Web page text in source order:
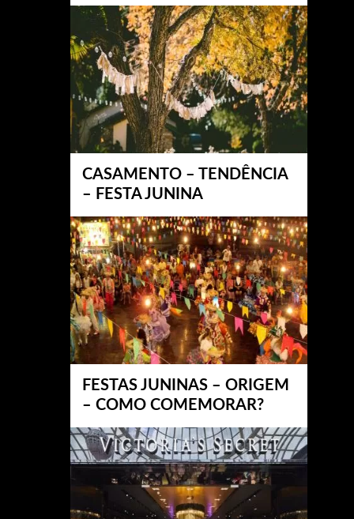
CASAMENTO – TENDÊNCIA
– FESTA JUNINA
FESTAS JUNINAS – ORIGEM
– COMO COMEMORAR?